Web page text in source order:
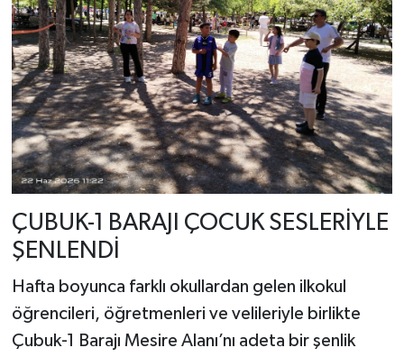
ÇUBUK-1 BARAJI ÇOCUK SESLERİYLE
ŞENLENDİ
Hafta boyunca farklı okullardan gelen ilkokul
öğrencileri, öğretmenleri ve velileriyle birlikte
Çubuk-1 Barajı Mesire Alanı’nı adeta bir şenlik